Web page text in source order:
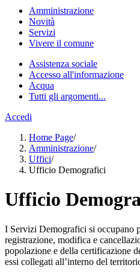
Amministrazione
Novità
Servizi
Vivere il comune
Assistenza sociale
Accesso all'informazione
Acqua
Tutti gli argomenti...
Accedi
Home Page/
Amministrazione/
Uffici/
Ufficio Demografici
Ufficio
I Servizi Demografici si occupano
registrazione, modifica e
popolazione e della certificazione
essi collegati all’interno del